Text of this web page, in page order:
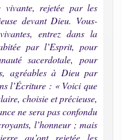
vivante, rejetée par les
devant Dieu. Vous-
entrez dans la
par l’Esprit, pour
sacerdotale, pour
agréables à Dieu par
l’Écriture : « Voici que
choisie et précieuse,
ne sera pas confondu
l’honneur ; mais
qu’ont rejetée les